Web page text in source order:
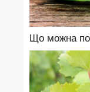
Що можна